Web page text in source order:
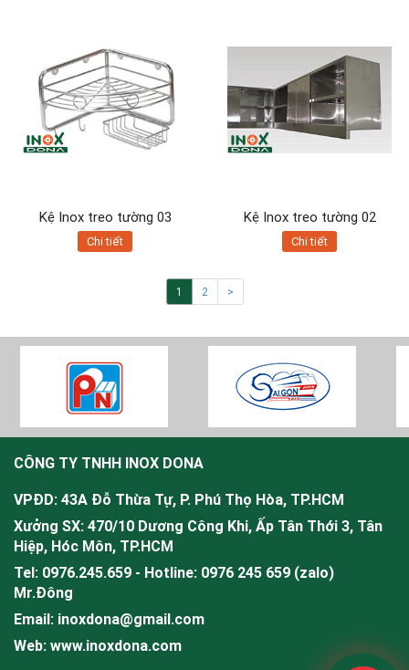
Kệ Inox treo tường 03
Chi tiết
Kệ Inox treo tường 02
Chi tiết
1 2 >
CÔNG TY TNHH INOX DONA
VPĐD: 43A Đỗ Thừa Tự, P. Phú Thọ Hòa, TP.HCM
Xưởng SX: 470/10 Dương Công Khi, Ấp Tân Thới 3, Tân
Hiệp, Hóc Môn, TP.HCM
Tel: 0976.245.659 - Hotline: 0976 245 659 (zalo)
Mr.Đông
Email: inoxdona@gmail.com
Web: www.inoxdona.com